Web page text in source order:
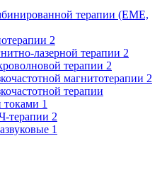
терапии (EME,
2
лазерной терапии 2
терапии 2
магнитотерапии 2
терапии
токами 1
терапии 2
1